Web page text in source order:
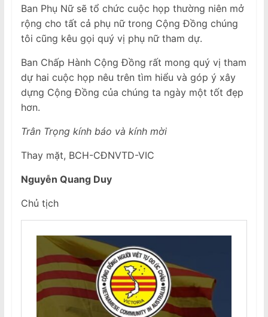
Ban Phụ Nữ sẽ tổ chức cuộc họp thường niên mở
rộng cho tất cả phụ nữ trong Cộng Đồng chúng
tôi cũng kêu gọi quý vị phụ nữ tham dự.
Ban Chấp Hành Cộng Đồng rất mong quý vị tham
dự hai cuộc họp nêu trên tìm hiểu và góp ý xây
dựng Cộng Đồng của chúng ta ngày một tốt đẹp
hơn.
Trân Trọng kính báo và kính mời
Thay mặt, BCH-CĐNVTD-VIC
Nguyễn Quang Duy
Chủ tịch